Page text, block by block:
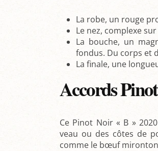
La robe, un rouge
Le nez, complexe
La bouche, un
fondus. Du corps et
La finale, une
Accords
Ce Pinot Noir « B »
veau ou des côtes de
comme le bœuf